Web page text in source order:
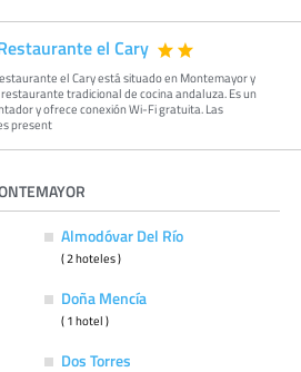
el Cary
el Cary está situado en Montemayor y
tradicional de cocina andaluza. Es un
y ofrece conexión Wi-Fi gratuita. Las
present
Almodóvar Del Río
( 2 hoteles )
Doña Mencía
( 1 hotel )
Dos Torres